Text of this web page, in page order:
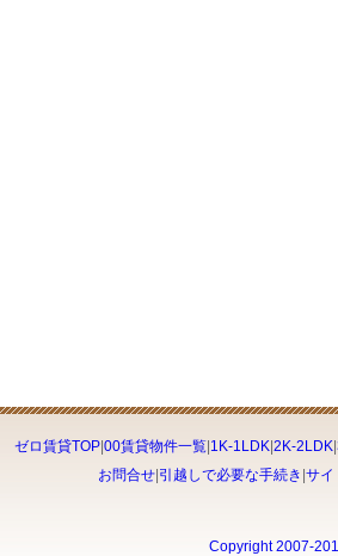
ゼロ賃貸TOP| 00賃貸物件一覧| 1K-1LDK| 2K-2LDK|
お問合せ 引越しで必要な手続き サイ
Copyright 2007-